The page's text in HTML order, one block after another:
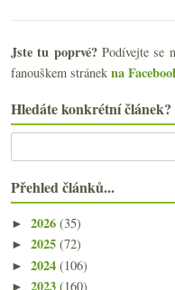
Jste tu poprvé?Podívejte se
fanouškem stránek na
Hledáte konkrétní článek?
Přehled článků...
► 2026 (35)
► 2025 (72)
► 2024 (106)
► (160)